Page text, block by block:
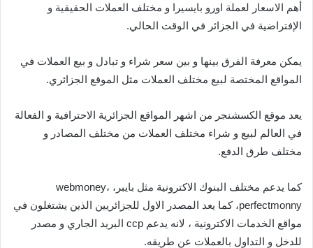
أهم الاسعار لعملة اورو بايسيرا و مختلف العملات الحقيقية و
الإفتراضية في الجزائر في الوقت الحالي.
يمكن معرفة الفرق بينها و بين سعر شراء و تبادل و بيع العملات في
المواقع المختصة لبيع مختلف العملات مثل الموقع الجزائري.
يعد موقع الكسشنجر من اشهر المواقع الجزائرية الاحترافية و الفعالة
في العالم لبيع و شراء مختلف العملات من مختلف المصادر و
مختلف طرق الدفع.
كما يدعم مختلف البنوك الاكترونية مثل بايبر، webmoney،
perfectmonny، كما يعد المصدر الاول للجزائريين الذين يشتغلون في
مواقع الخدمات الاكترونية ، لانه يدعم ccp البريد الجاري و مصدر
للدخل و التداول بالعملات عن طريقه.